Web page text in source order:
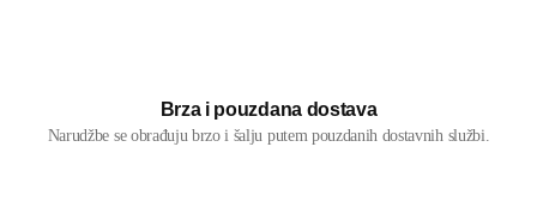
Brza i pouzdana dostava
Narudžbe se obrađuju brzo i šalju putem pouzdanih dostavnih službi.